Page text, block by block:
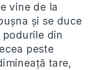
vine de la
și se duce
podurile din
peste
tare,